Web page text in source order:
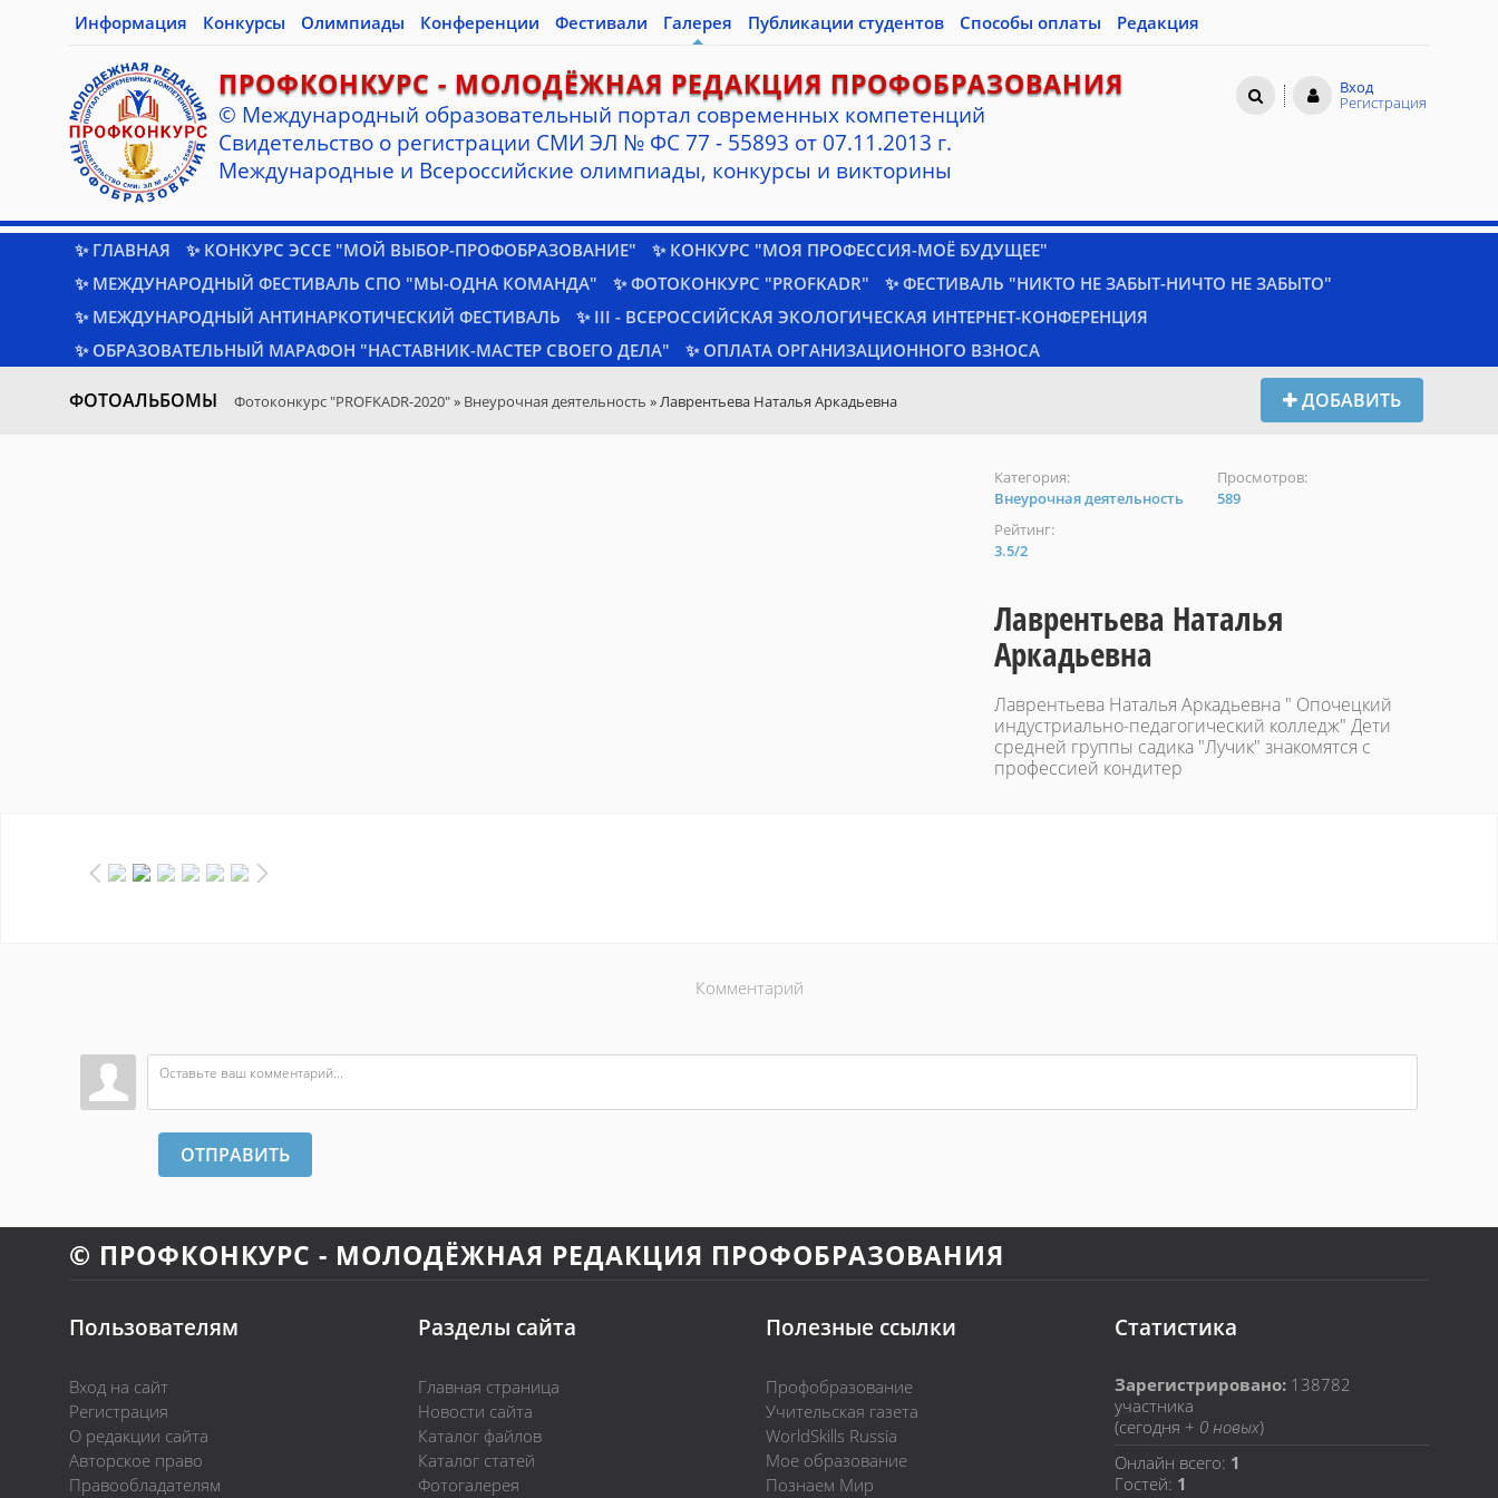
Информация Конкурсы Олимпиады Конференции Фестивали Галерея Публикации студентов Способы оплаты Редакция
ПРОФКОНКУРС - МОЛОДЁЖНАЯ РЕДАКЦИЯ ПРОФОБРАЗОВАНИЯ
© Международный образовательный портал современных компетенций
Cвидетельство о регистрации СМИ ЭЛ № ФС 77 - 55893 от 07.11.2013 г.
Международные и Всероссийские олимпиады, конкурсы и викторины
Вход
Регистрация
✨ ГЛАВНАЯ ✨ КОНКУРС ЭССЕ "МОЙ ВЫБОР-ПРОФОБРАЗОВАНИЕ"
✨ КОНКУРС "МОЯ ПРОФЕССИЯ-МОЁ БУДУЩЕЕ"
✨ МЕЖДУНАРОДНЫЙ ФЕСТИВАЛЬ СПО "МЫ-ОДНА КОМАНДА"
✨ ФОТОКОНКУРС "PROFKADR"
✨ ФЕСТИВАЛЬ "НИКТО НЕ ЗАБЫТ-НИЧТО НЕ ЗАБЫТО"
✨ МЕЖДУНАРОДНЫЙ АНТИНАРКОТИЧЕСКИЙ ФЕСТИВАЛЬ
✨ III - ВСЕРОССИЙСКАЯ ЭКОЛОГИЧЕСКАЯ ИНТЕРНЕТ-КОНФЕРЕНЦИЯ
✨ ОБРАЗОВАТЕЛЬНЫЙ МАРАФОН "НАСТАВНИК-МАСТЕР СВОЕГО ДЕЛА"
✨ ОПЛАТА ОРГАНИЗАЦИОННОГО ВЗНОСА
ФОТОАЛЬБОМЫ Фотоконкурс "PROFKADR-2020"» Внеурочная деятельность » Лаврентьева Наталья Аркадьевна ДОБАВИТЬ
Категория:
Внеурочная деятельность
Просмотров:
589
Рейтинг:
3.5/2
Лаврентьева Наталья
Аркадьевна
Лаврентьева Наталья Аркадьевна " Опочецкий
индустриально-педагогический колледж" Дети
средней группы садика "Лучик" знакомятся с
профессией кондитер
Комментарий
ОТПРАВИТЬ
© ПРОФКОНКУРС - МОЛОДЁЖНАЯ РЕДАКЦИЯ ПРОФОБРАЗОВАНИЯ
Пользователям
Вход на сайт
Регистрация
О редакции сайта
Авторское право
Правообладателям
Разделы сайта
Главная страница
Новости сайта
Каталог файлов
Каталог статей
Фотогалерея
Полезные ссылки
Профобразование
Учительская газета
WorldSkills Russia
Мое образование
Познаем Мир
Статистика
Зарегистрировано: 138782
участника
(сегодня + 0 новых)
Онлайн всего: 1
Гостей: 1